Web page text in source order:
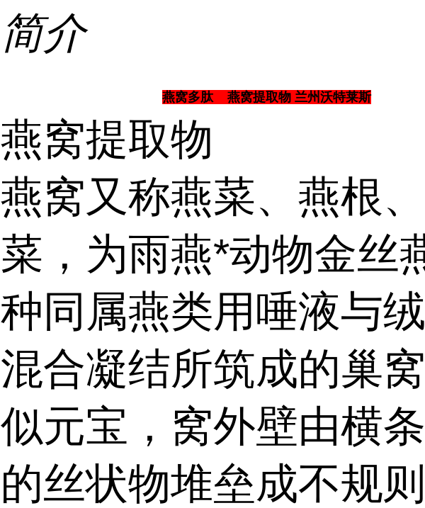
简介
燕窝多肽 燕窝提取物 兰州沃特莱斯
燕窝提取物
燕窝又称燕菜、燕根
菜，为雨燕*动物金丝
种同属燕类用唾液与
混合凝结所筑成的巢
似元宝，窝外壁由横
的丝状物堆垒成不规